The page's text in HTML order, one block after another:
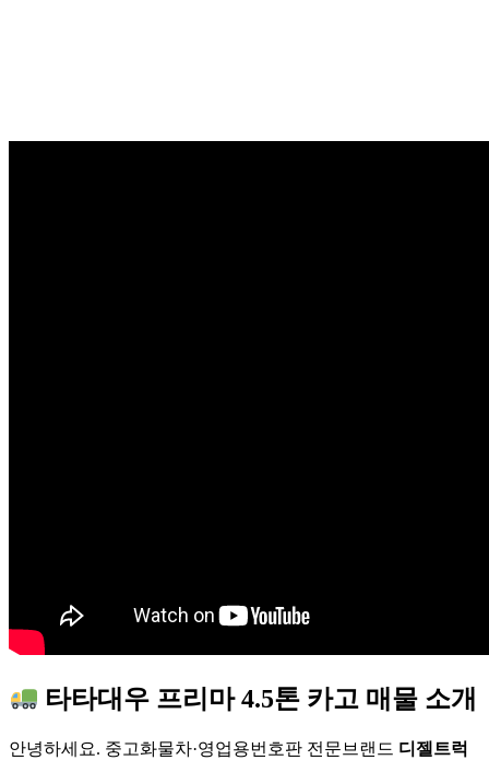
타타대우 프리마 4.5톤 카고 매물 소개
안녕하세요. 중고화물차·영업용번호판 전문브랜드 디젤트럭